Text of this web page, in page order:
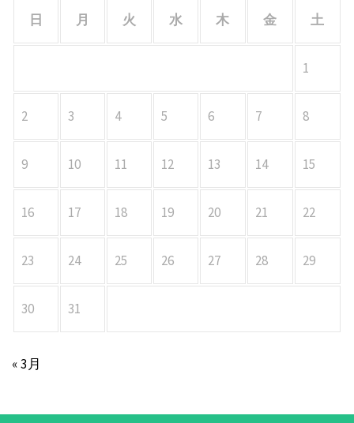
日
月 火 水 木 金 土
1
2 3 4 5 6 7 8
9 10 11 12 13 14 15
16 17 18 19 20 21 22
23 24 25 26 27 28 29
30 31
« 3月